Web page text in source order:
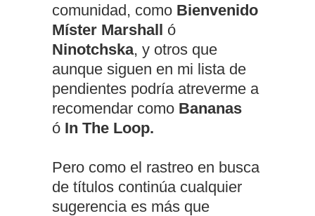
comunidad, como Bienvenido
Míster Marshall ó
Ninotchska, y otros que
aunque siguen en mi lista de
pendientes podría atreverme a
recomendar como Bananas
ó In The Loop.
Pero como el rastreo en busca
de títulos continúa cualquier
sugerencia es más que